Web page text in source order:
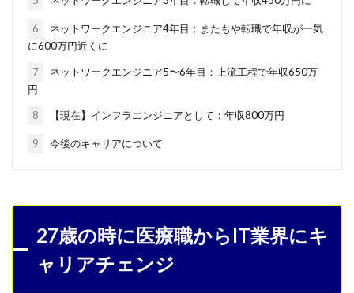
6
ネットワークエンジニア4年目：またもや転職で年収が一気
に600万円近くに
7
ネットワークエンジニア5〜6年目：上流工程で年収650万
円
8 【現在】インフラエンジニアとして：年収800万円
9 今後のキャリアについて
27歳の時に医療職からIT業界にキ
ャリアチェンジ